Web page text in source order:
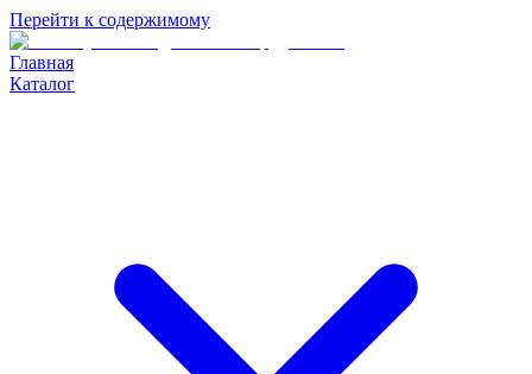
Перейти к содержимому
Главная
Каталог